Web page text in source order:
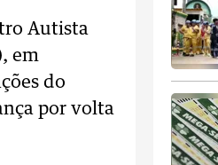
Autista
em
do
por volta